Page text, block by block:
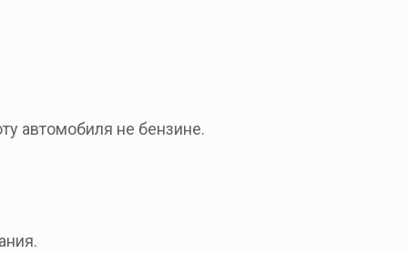
автомобиля не бензине.